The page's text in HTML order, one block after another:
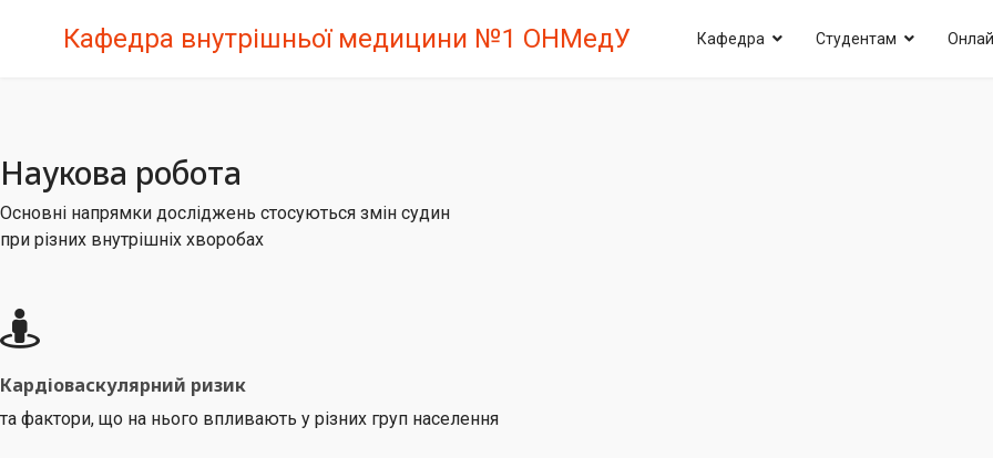
Кафедра внутрішньої медицини №1 ОНМедУ Кафедра Студентам
Наукова робота
Основні напрямки досліджень стосуються змін судин
при різних внутрішніх хворобах
Кардіоваскулярний ризик
та фактори, що на нього впливають у різних груп населення